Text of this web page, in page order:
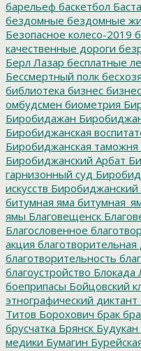
барельеф баскетбол
бездомные бездомные
Безопасное колесо-2019
качественные дороги
Берл Лазар бесплатные
Бессмертный полк
библиотека бизнес
омбудсмен биометрия
Биробидажан
Биробиджанская
Биробиджанская таможня
Биробиджанский Арбат
гарнизонный суд
искусств Биробиджанский
битумная яма
ямы Благовещенск
Благословенное
акция
благотворительность
благоустройство Блокада
боеприпасы Бойцовский
этнографический диктант
Титов Борохович брак
брусчатка Брянск Будукан
медики Бумагин